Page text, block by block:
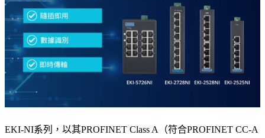
EKI-NI系列，以其PROFINET Class A（符合PROFINET CC-A